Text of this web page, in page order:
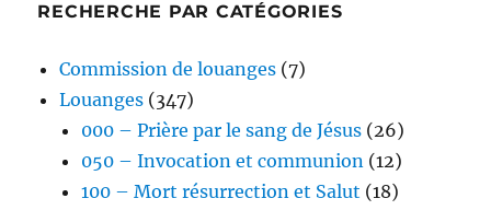
RECHERCHE PAR CATÉGORIES
Commission de louanges (7)
Louanges (347)
000 – Prière par le sang de Jésus (26)
050 – Invocation et communion (12)
100 – Mort résurrection et Salut (18)